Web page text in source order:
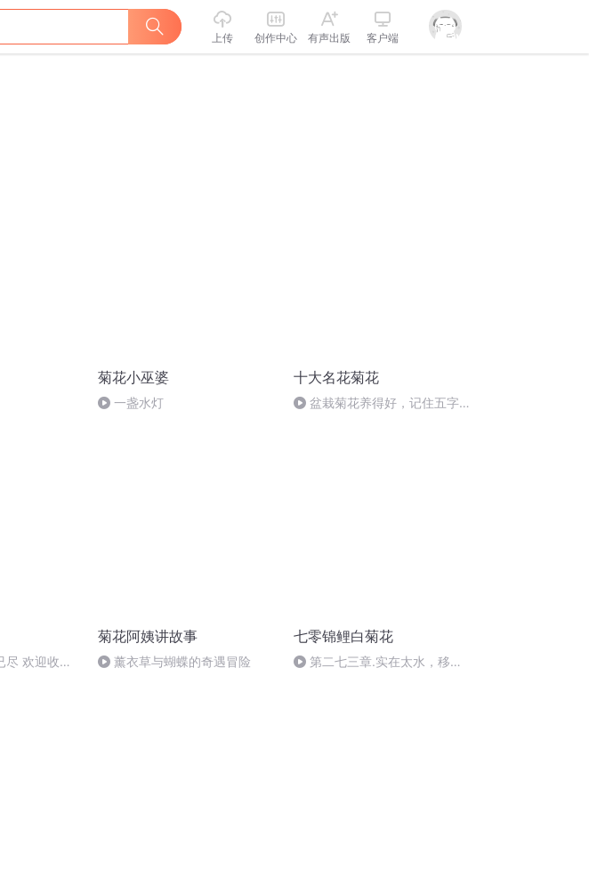
上传 创作中心 有声出版 客户端
菊花小巫婆
一盏水灯
十大名花菊花
盆栽菊花养得好，记住五字口
欢迎收听
菊花阿姨讲故事
薰衣草与蝴蝶的奇遇冒险
七零锦鲤白菊花
第二七三章.实在太水，移步